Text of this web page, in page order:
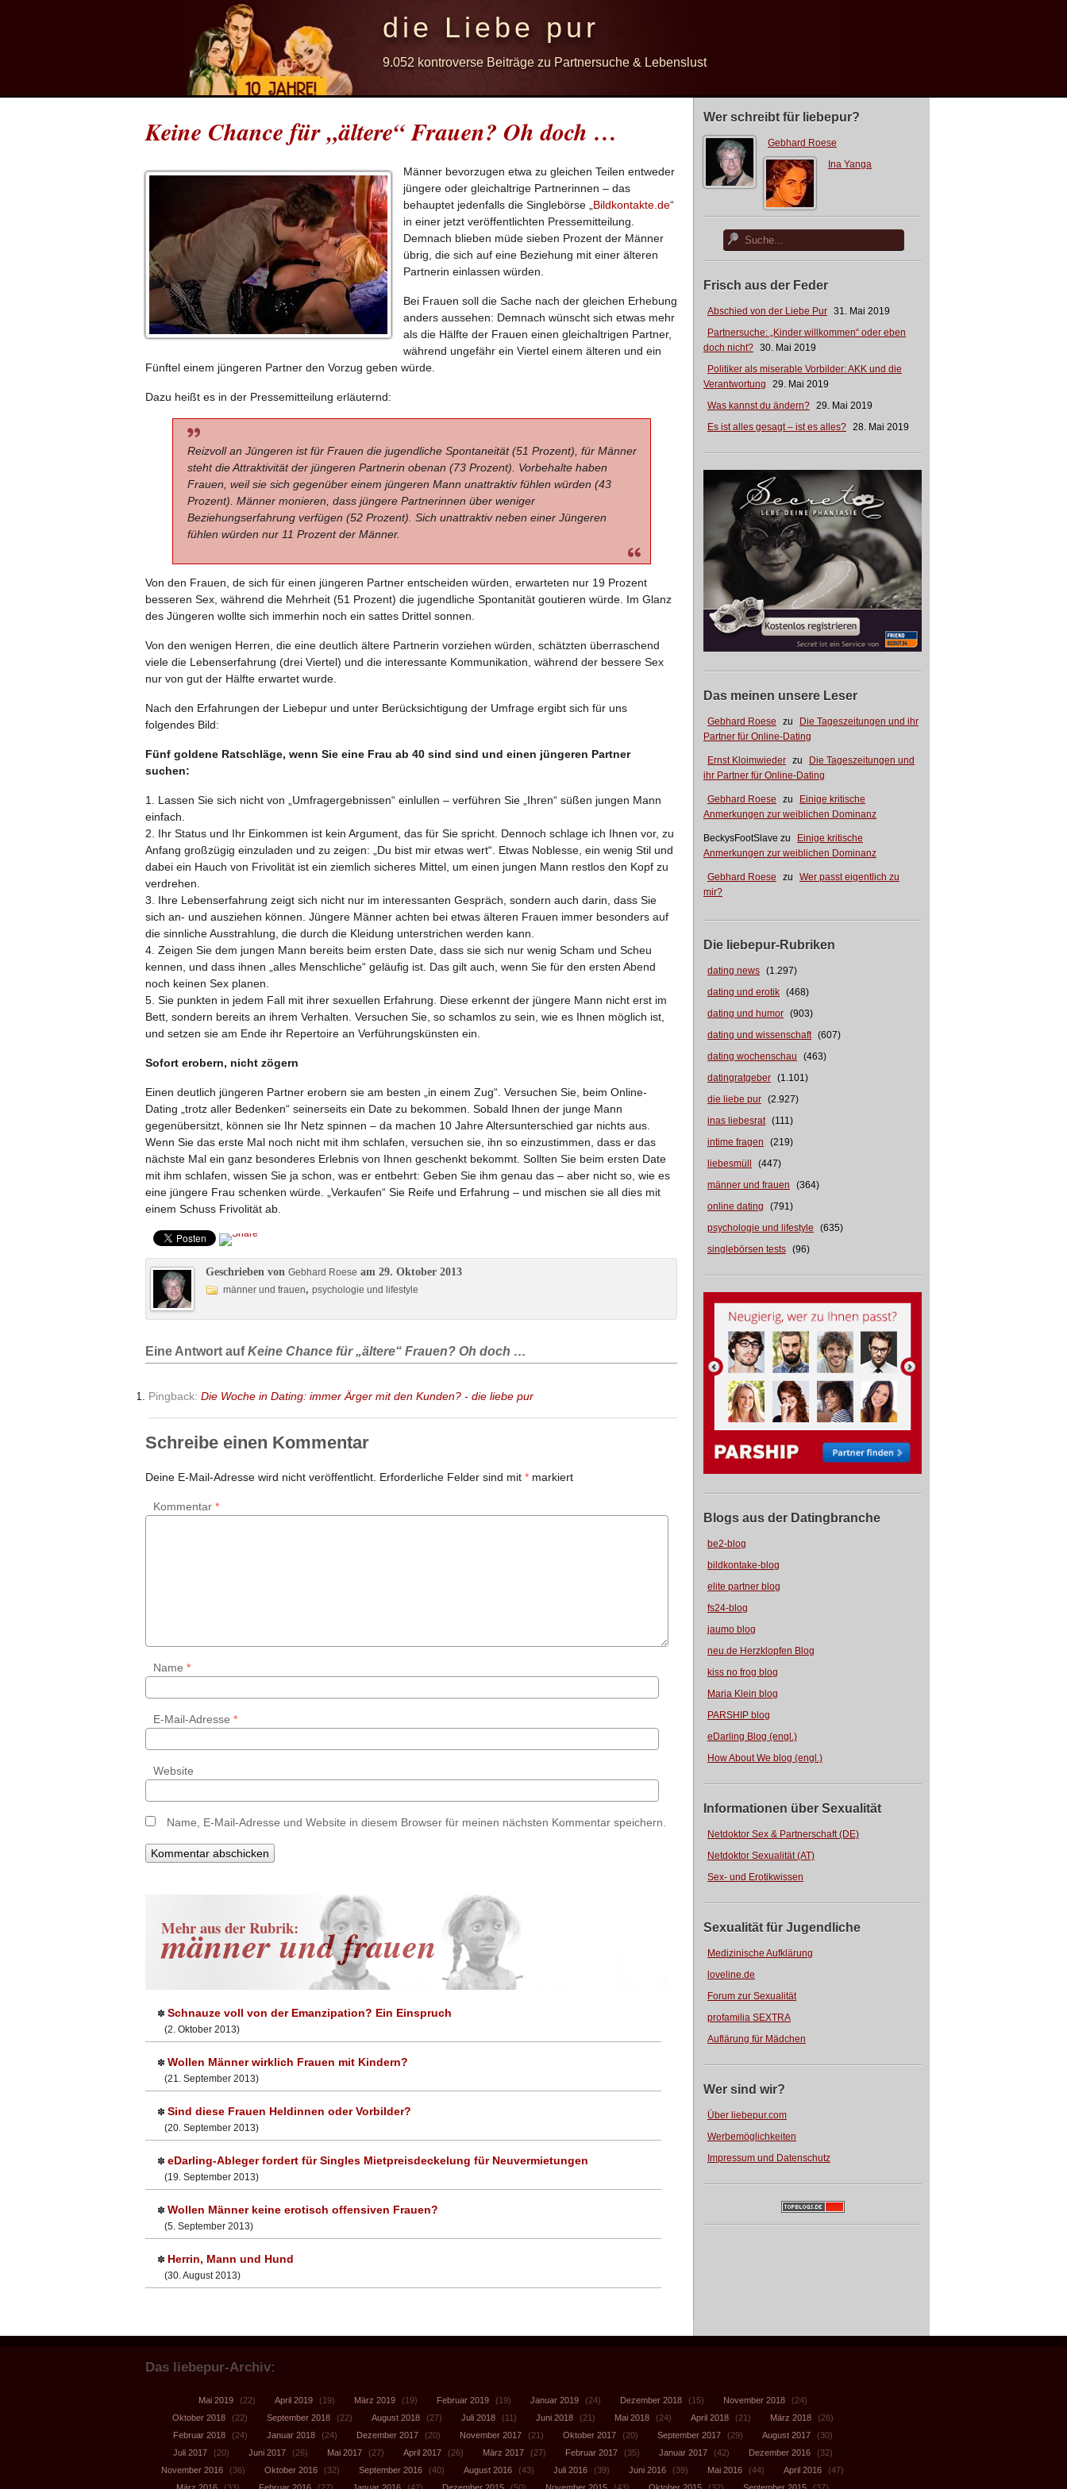
die Liebe pur
9.052 kontroverse Beiträge zu Partnersuche & Lebenslust
Wer schreibt für liebepur?
Gebhard Roese
Ina Yanga
Frisch aus der Feder
Abschied von der Liebe Pur 31. Mai 2019
Partnersuche: „Kinder willkommen“ oder eben
doch nicht? 30. Mai 2019
Politiker als miserable Vorbilder: AKK und die
Verantwortung
29. Mai 2019
Was kannst du ändern? 29. Mai 2019
Es ist alles gesagt – ist es alles? 28. Mai 2019
Das meinen unsere Leser
Gebhard Roese zu
Die Tageszeitungen und ihr
Partner für Online-Dating
Ernst Kloimwieder zu
Die Tageszeitungen und
ihr Partner für Online-Dating
Gebhard Roese zu
Einige kritische
Anmerkungen zur weiblichen Dominanz
BeckysFootSlave zu
Einige kritische
Anmerkungen zur weiblichen Dominanz
Gebhard Roese zu
Wer passt eigentlich zu
mir?
Die liebepur-Rubriken
dating news (1.297)
dating und erotik (468)
dating und humor (903)
dating und wissenschaft (607)
dating wochenschau
(463)
datingratgeber (1.101)
die liebe pur (2.927)
inas liebesrat (111)
intime fragen
(219)
liebesmüll
(447)
männer und frauen
(364)
online dating
(791)
psychologie und lifestyle
(635)
singlebörsen tests (96)
Blogs aus der Datingbranche
be2-blog
bildkontake-blog
elite partner blog
fs24-blog
jaumo blog
neu.de Herzklopfen Blog
kiss no frog blog
Maria Klein blog
PARSHIP blog
eDarling Blog (engl.)
How About We blog (engl.)
Informationen über Sexualität
Netdoktor Sex & Partnerschaft (DE)
Netdoktor Sexualität (AT)
Sex- und Erotikwissen
Sexualität für Jugendliche
Medizinische Aufklärung
loveline.de
Forum zur Sexualität
profamilia SEXTRA
Auflärung für Mädchen
Wer sind wir?
Über liebepur.com
Werbemöglichkeiten
Impressum und Datenschutz
Keine Chance für „ältere“ Frauen? Oh doch …
Männer bevorzugen etwa zu gleichen Teilen entweder
jüngere oder gleichaltrige Partnerinnen – das
behauptet jedenfalls die Singlebörse „ Bildkontakte.de“
in einer jetzt veröffentlichten Pressemitteilung.
Demnach blieben müde sieben Prozent der Männer
übrig, die sich auf eine Beziehung mit einer älteren
Partnerin einlassen würden.
Bei Frauen soll die Sache nach der gleichen Erhebung
anders aussehen: Demnach wünscht sich etwas mehr
als die Hälfte der Frauen einen gleichaltrigen Partner,
während ungefähr ein Viertel einem älteren und ein
Fünftel einem jüngeren Partner den Vorzug geben würde.
Dazu heißt es in der Pressemitteilung erläuternd:
Reizvoll an Jüngeren ist für Frauen die jugendliche Spontaneität (51 Prozent), für Männer
steht die Attraktivität der jüngeren Partnerin obenan (73 Prozent). Vorbehalte haben
Frauen, weil sie sich gegenüber einem jüngeren Mann unattraktiv fühlen würden (43
Prozent). Männer monieren, dass jüngere Partnerinnen über weniger
Beziehungserfahrung verfügen (52 Prozent). Sich unattraktiv neben einer Jüngeren
fühlen würden nur 11 Prozent der Männer.
Von den Frauen, de sich für einen jüngeren Partner entscheiden würden, erwarteten nur 19 Prozent
besseren Sex, während die Mehrheit (51 Prozent) die jugendliche Spontanität goutieren würde. Im Glanz
des Jüngeren wollte sich immerhin noch ein sattes Drittel sonnen.
Von den wenigen Herren, die eine deutlich ältere Partnerin vorziehen würden, schätzten überraschend
viele die Lebenserfahrung (drei Viertel) und die interessante Kommunikation, während der bessere Sex
nur von gut der Hälfte erwartet wurde.
Nach den Erfahrungen der Liebepur und unter Berücksichtigung der Umfrage ergibt sich für uns
folgendes Bild:
Fünf goldene Ratschläge, wenn Sie eine Frau ab 40 sind sind und einen jüngeren Partner
suchen:
1. Lassen Sie sich nicht von „Umfragergebnissen“ einlullen – verführen Sie „Ihren“ süßen jungen Mann
einfach.
2. Ihr Status und Ihr Einkommen ist kein Argument, das für Sie spricht. Dennoch schlage ich Ihnen vor, zu
Anfang großzügig einzuladen und zu zeigen: „Du bist mir etwas wert“. Etwas Noblesse, ein wenig Stil und
dabei ein Hauch von Frivolität ist ein ziemlich sicheres Mittel, um einen jungen Mann restlos den Kopf zu
verdrehen.
3. Ihre Lebenserfahrung zeigt sich nicht nur im interessanten Gespräch, sondern auch darin, dass Sie
sich an- und ausziehen können. Jüngere Männer achten bei etwas älteren Frauen immer besonders auf
die sinnliche Ausstrahlung, die durch die Kleidung unterstrichen werden kann.
4. Zeigen Sie dem jungen Mann bereits beim ersten Date, dass sie sich nur wenig Scham und Scheu
kennen, und dass ihnen „alles Menschliche“ geläufig ist. Das gilt auch, wenn Sie für den ersten Abend
noch keinen Sex planen.
5. Sie punkten in jedem Fall mit ihrer sexuellen Erfahrung. Diese erkennt der jüngere Mann nicht erst im
Bett, sondern bereits an ihrem Verhalten. Versuchen Sie, so schamlos zu sein, wie es Ihnen möglich ist,
und setzen sie am Ende ihr Repertoire an Verführungskünsten ein.
Sofort erobern, nicht zögern
Einen deutlich jüngeren Partner erobern sie am besten „in einem Zug“. Versuchen Sie, beim Online-
Dating „trotz aller Bedenken“ seinerseits ein Date zu bekommen. Sobald Ihnen der junge Mann
gegenübersitzt, können sie Ihr Netz spinnen – da machen 10 Jahre Altersunterschied gar nichts aus.
Wenn Sie das erste Mal noch nicht mit ihm schlafen, versuchen sie, ihn so einzustimmen, dass er das
nächste Mal ein ganz besonderes Erlebnis von Ihnen geschenkt bekommt. Sollten Sie beim ersten Date
mit ihm schlafen, wissen Sie ja schon, was er entbehrt: Geben Sie ihm genau das – aber nicht so, wie es
eine jüngere Frau schenken würde. „Verkaufen“ Sie Reife und Erfahrung – und mischen sie all dies mit
einem Schuss Frivolität ab.
Geschrieben von Gebhard Roese am 29. Oktober 2013
männer und frauen, psychologie und lifestyle
Eine Antwort aufKeine Chance für „ältere“ Frauen? Oh doch …
Pingback:Die Woche in Dating: immer Ärger mit den Kunden? - die liebe pur
Schreibe einen Kommentar
Deine E-Mail-Adresse wird nicht veröffentlicht. Erforderliche Felder sind mit * markiert
Kommentar *
Name *
E-Mail-Adresse *
Website
Name, E-Mail-Adresse und Website in diesem Browser für meinen nächsten Kommentar speichern.
Mehr aus der Rubrik:
männer und frauen
✽ Schnauze voll von der Emanzipation? Ein Einspruch
(2. Oktober 2013)
✽ Wollen Männer wirklich Frauen mit Kindern?
(21. September 2013)
✽ Sind diese Frauen Heldinnen oder Vorbilder?
(20. September 2013)
✽ eDarling-Ableger fordert für Singles Mietpreisdeckelung für Neuvermietungen
(19. September 2013)
✽ Wollen Männer keine erotisch offensiven Frauen?
(5. September 2013)
✽ Herrin, Mann und Hund
(30. August 2013)
Das liebepur-Archiv:
Mai 2019 (22) April 2019 (19) März 2019 (19) Februar 2019 (19) Januar 2019 (24) Dezember 2018 (15) November 2018
(24)
Oktober 2018
(22) September 2018 (22) August 2018 (27) Juli 2018 (11) Juni 2018 (21) Mai 2018 (24) April 2018 (21) März 2018
(26)
Februar 2018
(24) Januar 2018 (24) Dezember 2017 (20) November 2017 (21) Oktober 2017 (20) September 2017 (29) August 2017
(30)
Juli 2017
(20) Juni 2017 (26) Mai 2017 (27) April 2017 (26) März 2017 (27) Februar 2017 (35) Januar 2017 (42) Dezember 2016
(32)
November 2016
(36) Oktober 2016 (32) September 2016 (40) August 2016 (43) Juli 2016 (39) Juni 2016 (39) Mai 2016 (44) April 2016
(47)